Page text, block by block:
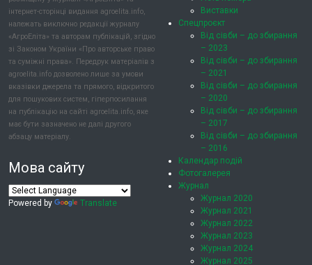
інтернет-сторінці видання agroelita.info,
належать виключно редакції журналу
«АгроЕліта» та авторам публікацій, згідно
зі Законом України «Про авторське право
та суміжні права». Передрук матеріалів з
agroelita.info дозволено лише за умови
вказівки джерела та прямого, відкритого
для пошукових систем, гіперпосилання
на публікацію на сайті agroelita.info, яке
має бути зазначено не далі другого
абзацу матеріалу.
Мова сайту
Powered by Translate
Виставки
Спецпроєкт
Від сівби – до збирання
– 2023
Від сівби – до збирання
– 2021
Від сівби – до збирання
– 2020
Від сівби – до збирання
– 2017
Від сівби – до збирання
– 2016
Календар подій
Фотогалерея
Журнал
Журнал 2020
Журнал 2021
Журнал 2022
Журнал 2023
Журнал 2024
Журнал 2025